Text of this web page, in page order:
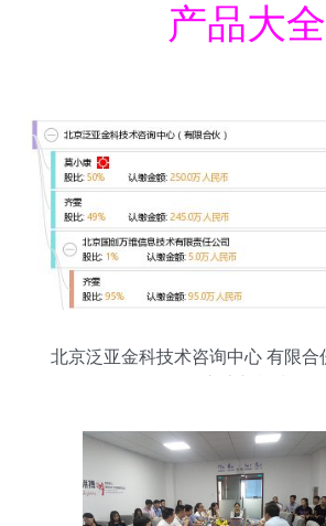
产品大全
北京泛亚金科技术咨询中心 有限合